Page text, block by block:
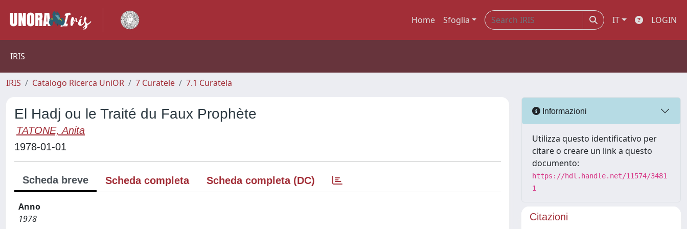
Home Sfoglia IT LOGIN
IRIS
IRIS Catalogo Ricerca UniOR 7 Curatele 7.1 Curatela
El Hadj ou le Traité du Faux Prophète
TATONE, Anita
1978-01-01
Scheda breve Scheda completa Scheda completa (DC)
Anno
1978
Informazioni
Utilizza questo identificativo per
citare o creare un link a questo
documento:
https://hdl.handle.net/11574/3481
1
Citazioni